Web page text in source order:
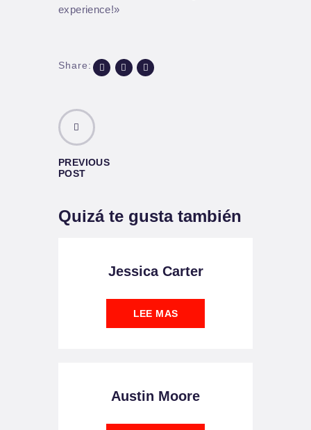
experience!»
Share:
PREVIOUS
POST
Quizá te gusta también
Jessica Carter
LEE MAS
Austin Moore